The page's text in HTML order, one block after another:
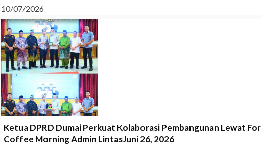
10/07/2026
Ketua DPRD Dumai Perkuat Kolaborasi Pembangunan Lewat
Coffee Morning Admin LintasJuni 26, 2026